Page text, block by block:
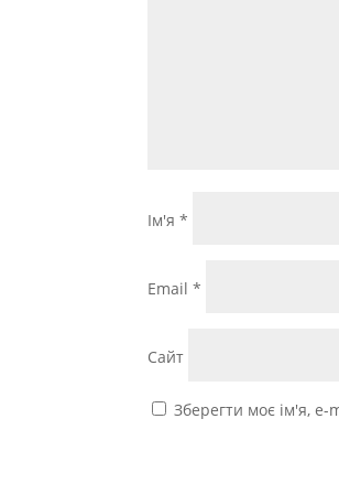
Ім'я*
Email*
Сайт
Зберегти моє ім'я, e-